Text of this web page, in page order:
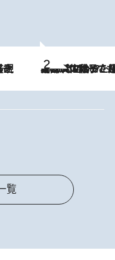
2026.8.5
【阿川佐和子さんの年とる力】なぜ70代で始めた趣味は“こんなに楽しい”のか？ ピアノ、俳句…スランプに陥っても続けられる“ある秘訣”とは
覧